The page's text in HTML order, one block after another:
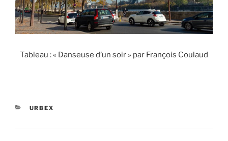
Tableau : « Danseuse d’un soir » par François Coulaud
CATÉGORIES
URBEX